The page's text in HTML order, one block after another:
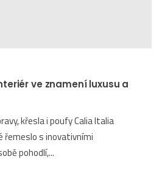
ve znamení luxusu a
křesla i poufy Calia Italia
řemeslo s inovativními
pohodlí,...